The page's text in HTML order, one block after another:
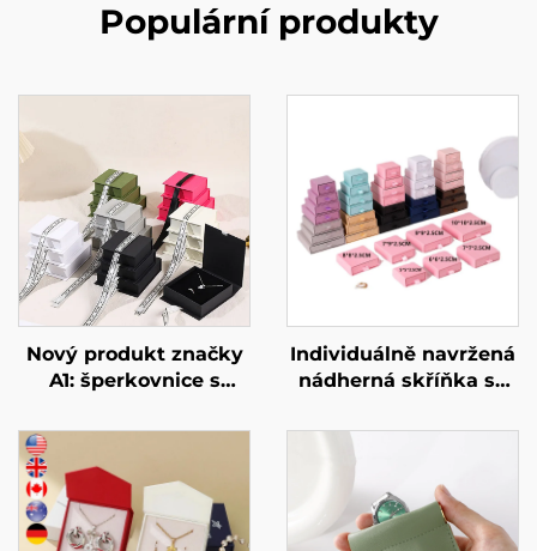
Populární produkty
Nový produkt značky
A1: šperkovnice s
magnetickým víkem a
stužkou – luxusní
balení pro šperky
(prsteny, hodinky,
náušnice, řetízky),
Individuálně navržená
nádherná skříňka se
tuhá kartonová
obalová krabička pro
ozdoby, nádherná
krabička pro umělecké
předměty určená pro